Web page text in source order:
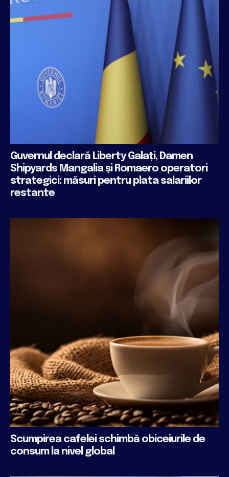
Guvernul declară Liberty Galați, Damen
Shipyards Mangalia și Romaero operatori
strategici: măsuri pentru plata salariilor
restante
Scumpirea cafelei schimbă obiceiurile de
consum la nivel global